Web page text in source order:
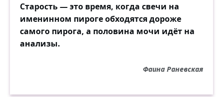
Старость — это время, когда свечи на
именинном пироге обходятся дороже
самого пирога, а половина мочи идёт на
анализы.
Фаина Раневская